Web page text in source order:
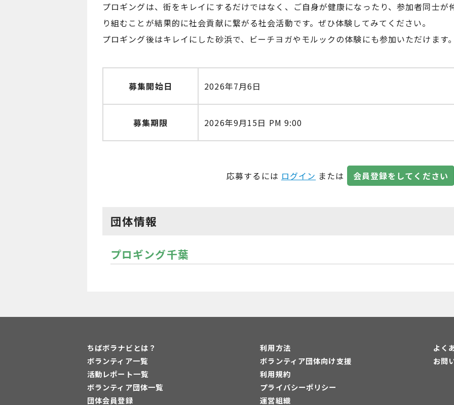
プロギングは、街をキレイにするだけではなく、ご自身が健康になったり、参加者同士が
り組むことが結果的に社会貢献に繋がる社会活動です。ぜひ体験してみてください。
プロギング後はキレイにした砂浜で、ビーチヨガやモルックの体験にも参加いただけます。
募集開始日 2026年7月6日
募集期限 2026年9月15日 PM 9:00
応募するには ログイン または 会員登録をしてください
団体情報
プロギング千葉
ちばボラナビとは？
ボランティア一覧
活動レポート一覧
ボランティア団体一覧
団体会員登録
利用方法
ボランティア団体向け支援
利用規約
プライバシーポリシー
運営組織
よく
お問